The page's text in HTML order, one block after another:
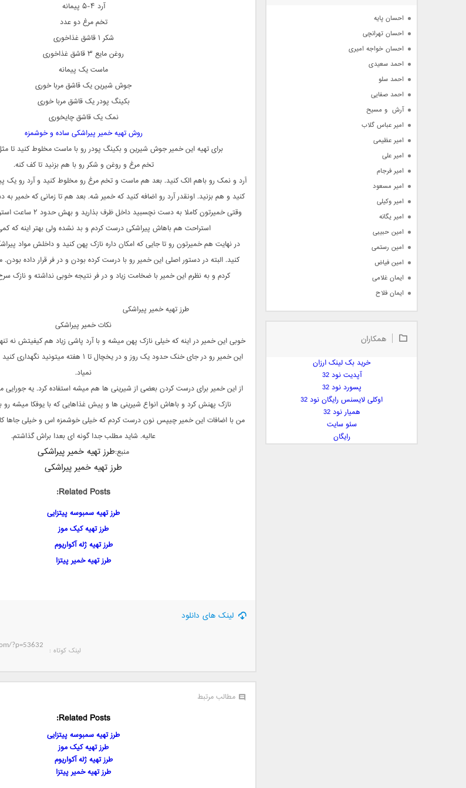
آرد ۴-۵ پیمانه
تخم مرغ دو عدد
شکر ۱ قاشق غذاخوری
روغن مایع ۳ قاشق غذاخوری
ماست یک پیمانه
جوش شیرین یک قاشق مربا خوری
بکینگ پودر یک قاشق مربا خوری
نمک یک قاشق چایخوری
روش تهیه خمیر پیراشکی ساده و خوشمزه
برای تهیه این خمیر جوش شیرین و بکینگ پودر رو با ماست مخلوط کنید تا
تخم مرغ و روغن و شکر رو با هم بزنید تا کف کنه.
آرد و نمک رو باهم الک کنید. بعد هم ماست و تخم مرغ رو مخلوط کنید و آرد رو یک
کنید و هم بزنید. اونقدر آرد رو اضافه کنید که خمیر شه. بعد هم تا زمانی که خمیر
وقتی خمیرتون کاملا به
استراحت هم باهاش پیراشکی درست کردم و بد نشده ولی بهتر اینه که
در نهایت هم خمیرتون رو تا جایی که امکان داره نازک پهن کنید و داخلش مواد
کنید. البته در دستور اصلی این خمیر رو با درست کرده بودن و در فر قرار داده
کردم و به نظرم این خمیر با ضخامت زیاد و در فر نتیجه خوبی نداشته و نازک
طرز تهیه خمیر پیراشکی
نکات خمیر پیراشکی
خوبی این خمیر در اینه که خیلی نازک پهن میشه و با آرد پاشی زیاد هم کیفیتش نه
این خمیر رو در جای خنک حدود یک روز و در یخچال تا
نمیاد.
از این خمیر برای درست کردن بعضی از شیرینی ها هم میشه استفاده کرد. یه جورایی
نازک پهنش کرد و باهاش انواع شیرینی ها و پیش غذاهایی که با یوفکا میشه رو
من با اضافات این خمیر چیپس نون درست کردم که خیلی خوشمزه اس و خیلی جاها
عالیه. شاید مطلب جدا گونه ای بعدا براش گذاشتم.
منبع:طرز تهیه خمیر پیراشکی
طرز تهیه خمیر پیراشکی
Related Posts:
طرز تهیه سمبوسه پیتزایی
طرز تهیه کیک موز
طرز تهیه ژله آکواریوم
طرز تهیه خمیر پیتزا
لینک های دانلود
لینک کوتاه‌ :
مطالب مرتبط
Related Posts:
طرز تهیه سمبوسه پیتزایی
طرز تهیه کیک موز
طرز تهیه ژله آکواریوم
طرز تهیه خمیر پیتزا
احسان پایه
احسان تهرانچی
احسان خواجه امیری
احمد سعیدی
احمد سلو
احمد صفایی
آرش  و مسیح
امیر عباس گلاب
امیر عظیمی
امیر علی
امیر فرجام
امیر مسعود
امیر وکیلی
امیر یگانه
امین حبیبی
امین رستمی
امین فیاض
ایمان غلامی
ایمان فلاح
بابک جهانبخش
بابک مافی
بهنام صفوی
پارسا چیلیک
همکاران
خرید بک لینک ارزان
آپدیت نود 32
پسورد نود 32
اوکلی لایسنس رایگان نود 32
همیار نود 32
سئو سایت
رایگان